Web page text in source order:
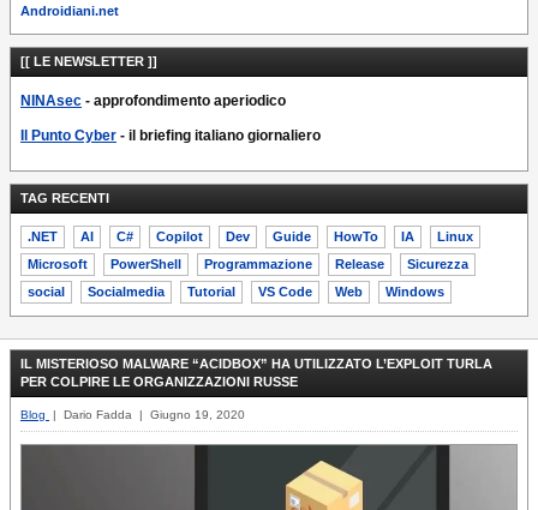
IL MISTERIOSO MALWARE “ACIDBOX” HA UTILIZZATO L’EXPLOIT TURLA
PER COLPIRE LE ORGANIZZAZIONI RUSSE
Blog | Dario Fadda | Giugno 19, 2020
Androidiani.net
[[ LE NEWSLETTER ]]
NINAsec - approfondimento aperiodico
Il Punto Cyber - il briefing italiano giornaliero
TAG RECENTI
.NET AI C# Copilot Dev Guide HowTo IA
Linux
Microsoft
PowerShell Programmazione Release
Sicurezza
social
Socialmedia Tutorial VS Code Web Windows